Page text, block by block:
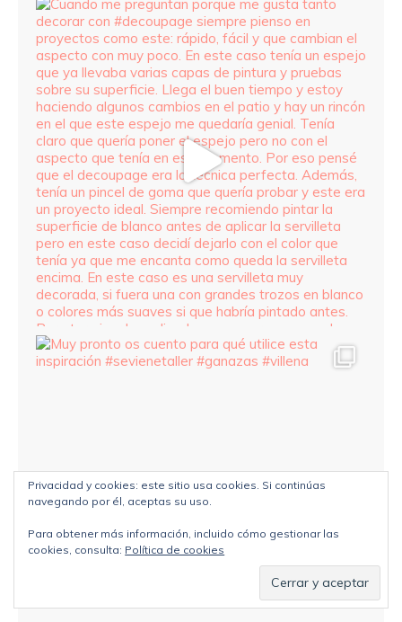
Privacidad y cookies: este sitio usa cookies. Si continúas
navegando por él, aceptas su uso.
Para obtener más información, incluido cómo gestionar las
cookies, consulta: Política de cookies